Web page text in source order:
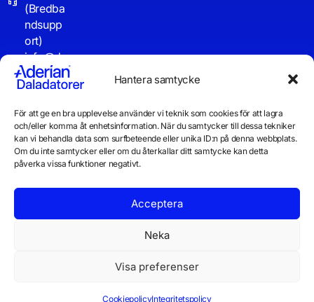
Hantera samtycke
För att ge en bra upplevelse använder vi teknik som cookies för att lagra
och/eller komma åt enhetsinformation. När du samtycker till dessa tekniker
kan vi behandla data som surfbeteende eller unika ID:n på denna webbplats.
Om du inte samtycker eller om du återkallar ditt samtycke kan detta
påverka vissa funktioner negativt.
Acceptera
Neka
Visa preferenser
CookiepolicyIntegritetspolicy
(Bredba
ndsupp
ort)
info@d
aladator
er.se
Driftinf
o
© 2026 Daladatorer AB
Cookiepolicy